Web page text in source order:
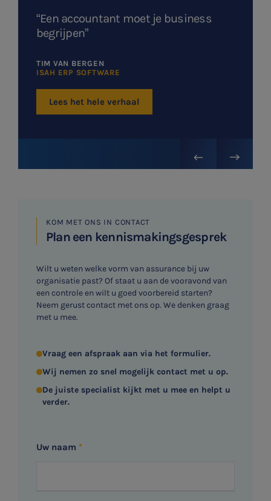
“Een accountant moet je business
begrijpen”
TIM VAN BERGEN
ISAH ERP SOFTWARE
Lees het hele verhaal
KOM MET ONS IN CONTACT
Plan een kennismakingsgesprek
Wilt u weten welke vorm van assurance bij uw
organisatie past? Of staat u aan de vooravond van
een controle en wilt u goed voorbereid starten?
Neem gerust contact met ons op. We denken graag
met u mee.
Vraag een afspraak aan via het formulier.
Wij nemen zo snel mogelijk contact met u op.
De juiste specialist kijkt met u mee en helpt u
verder.
Uw naam